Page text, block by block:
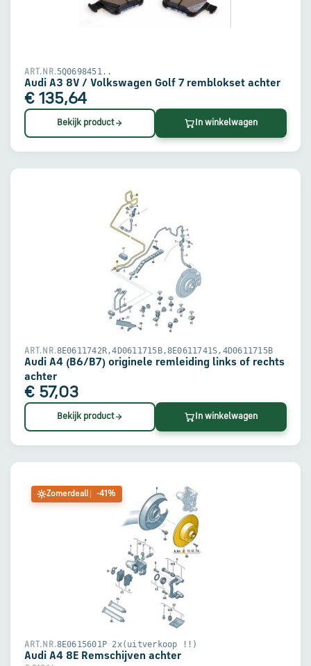
ART.NR.5Q0698451..
Audi A3 8V / Volkswagen Golf 7 remblokset achter
€ 135,64
Bekijk product In winkelwagen
ART.NR.8E0611742R,4D0611715B,8E0611741S,4D0611715B
Audi A4 (B6/B7) originele remleiding links of rechts
achter
€ 57,03
Bekijk product In winkelwagen
Zomerdeal! -41%
ART.NR.8E0615601P 2x(uitverkoop !!)
Audi A4 8E Remschijven achter